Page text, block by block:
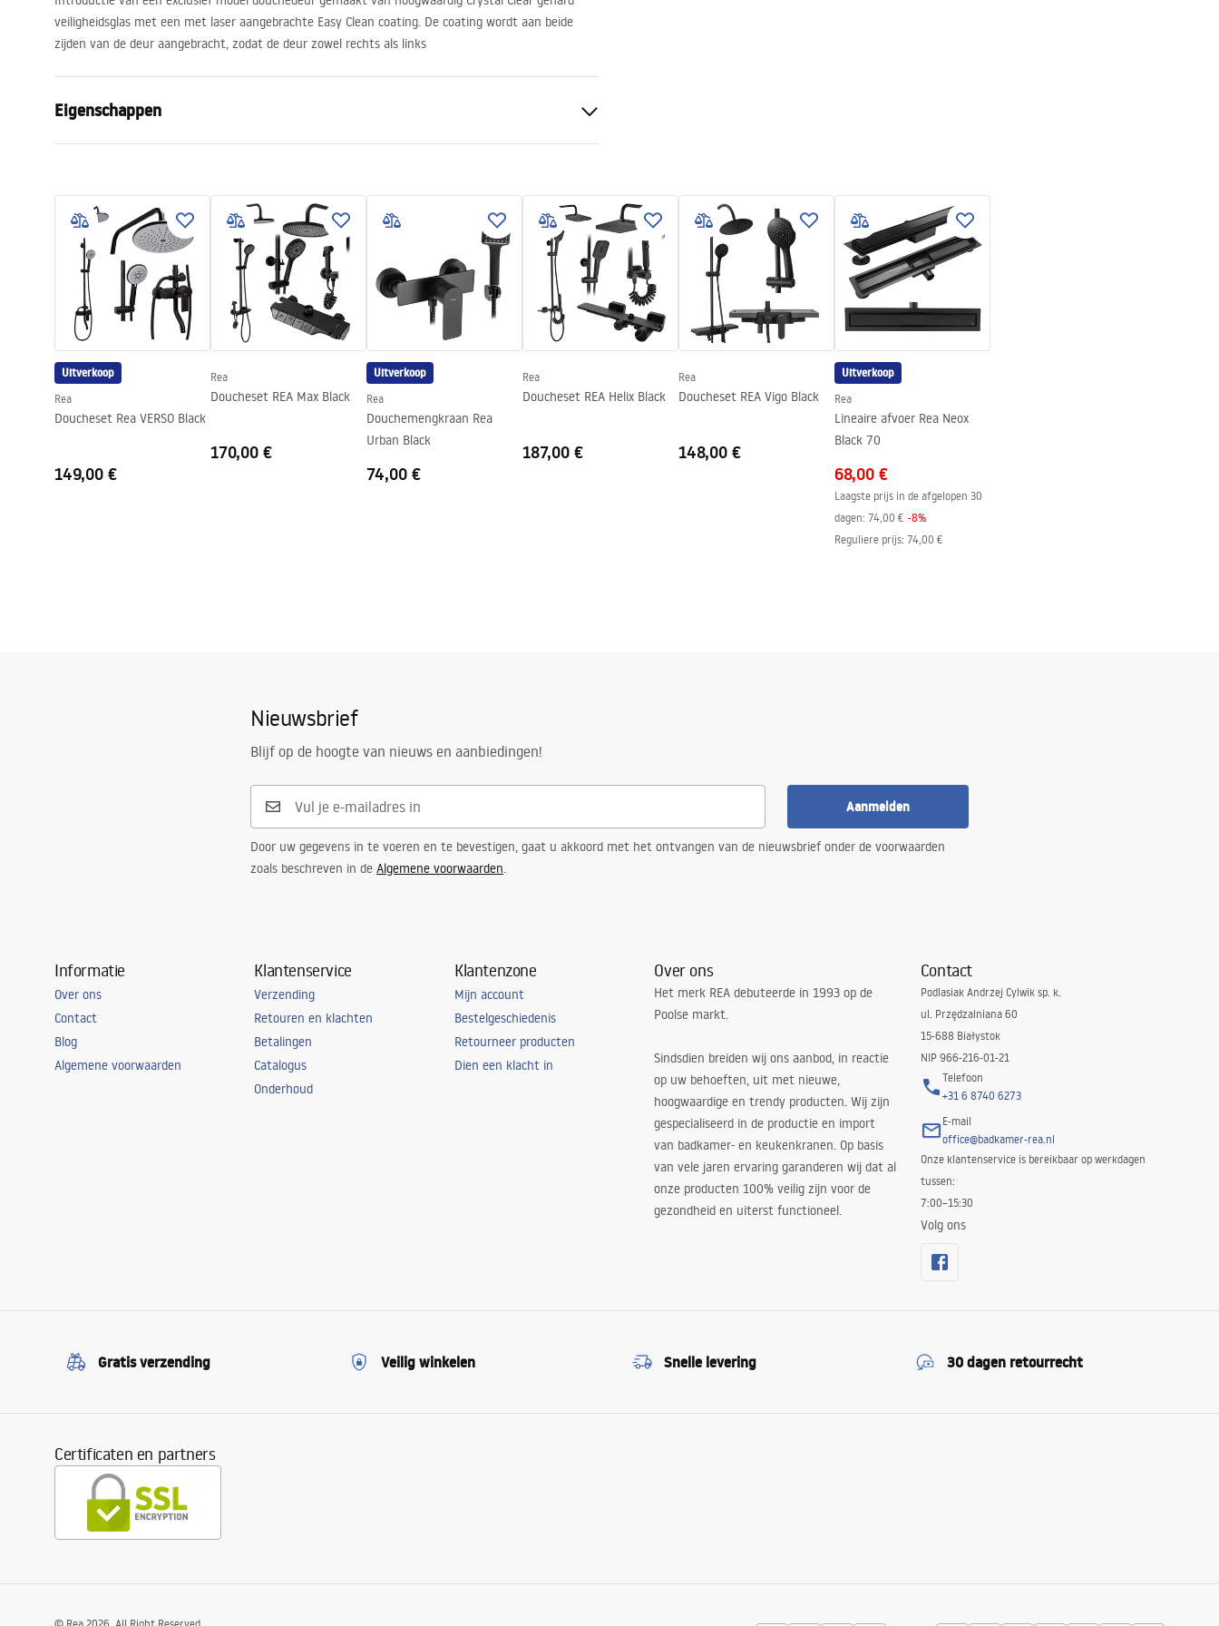
veiligheidsglas met een met laser aangebrachte Easy Clean coating. De coating wordt aan beide
zijden van de deur aangebracht, zodat de deur zowel rechts als links
Eigenschappen
Glasdikte:
6 mm
Hoogte van de douchedeur
190
Profielmateriaal
Aluminium
Materiaal hanteren:
Easy Clean-coating
Ja, aan beide zijden van het glas
Afwerking van profielen
zwart
Aanpassing op de profielen
800-820, 900-920, 1000-1020
Set afdichtingen inbegrepen
Kan zonder douchebak worden geïnstalleerd
Garantie
24 maanden
Uitverkoop
Rea
Doucheset Rea VERSO Black
149,00 €
Rea
Doucheset REA Max Black
170,00 €
Uitverkoop
Rea
Douchemengkraan Rea
Urban Black
74,00 €
Rea
Doucheset REA Helix Black
187,00 €
Rea
Doucheset REA Vigo Black
148,00 €
Uitverkoop
Rea
Lineaire afvoer Rea Neox
Black 70
68,00 €
Laagste prijs in de afgelopen 30
dagen: 74,00 € -8%
Reguliere prijs: 74,00 €
Nieuwsbrief
Blijf op de hoogte van nieuws en aanbiedingen!
Aanmelden
Door uw gegevens in te voeren en te bevestigen, gaat u akkoord met het ontvangen van de nieuwsbrief onder de voorwaarden
zoals beschreven in de Algemene voorwaarden.
Informatie
Over ons
Contact
Blog
Algemene voorwaarden
Klantenservice
Verzending
Retouren en klachten
Betalingen
Catalogus
Onderhoud
Klantenzone
Mijn account
Bestelgeschiedenis
Retourneer producten
Dien een klacht in
Over ons
Het merk REA debuteerde in 1993 op de
Poolse markt.
Sindsdien breiden wij ons aanbod, in reactie
op uw behoeften, uit met nieuwe,
hoogwaardige en trendy producten. Wij zijn
gespecialiseerd in de productie en import
van badkamer- en keukenkranen. Op basis
van vele jaren ervaring garanderen wij dat al
onze producten 100% veilig zijn voor de
gezondheid en uiterst functioneel.
Contact
Podlasiak Andrzej Cylwik sp. k.
ul. Przędzalniana 60
15-688 Białystok
NIP 966-216-01-21
Telefoon
+31 6 8740 6273
E-mail
office@badkamer-rea.nl
Onze klantenservice is bereikbaar op werkdagen
tussen:
7:00–15:30
Volg ons
Gratis verzending Veilig winkelen Snelle levering 30 dagen retourrecht
Certificaten en partners